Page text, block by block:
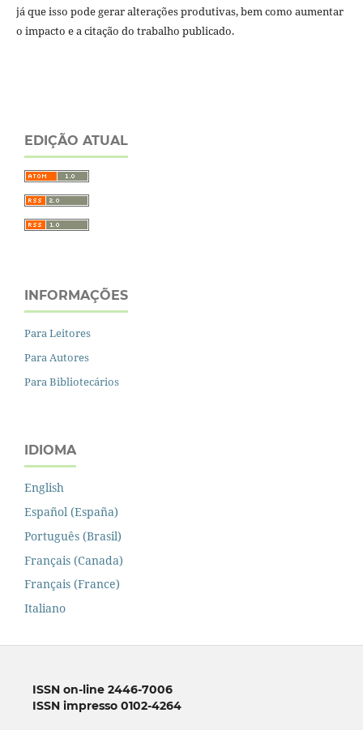
já que isso pode gerar alterações produtivas, bem como aumentar
o impacto e a citação do trabalho publicado.
EDIÇÃO ATUAL
INFORMAÇÕES
Para Leitores
Para Autores
Para Bibliotecários
IDIOMA
English
Español (España)
Português (Brasil)
Français (Canada)
Français (France)
Italiano
ISSN on-line 2446-7006
ISSN impresso 0102-4264